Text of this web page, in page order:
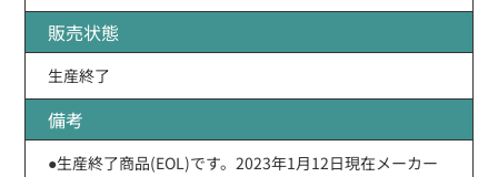
販売状態
生産終了
備考
●生産終了商品(EOL)です。2023年1月12日現在メーカー